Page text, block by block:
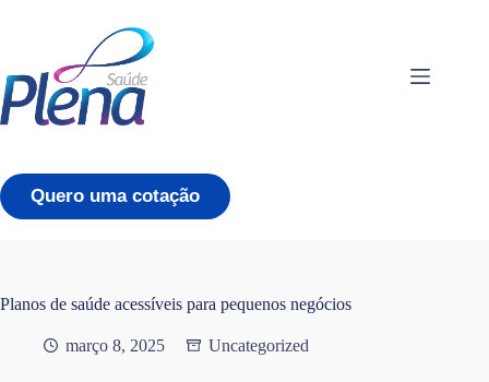
conteúdo
Quero uma cotação
Planos de saúde acessíveis para pequenos negócios
março 8, 2025 Uncategorized